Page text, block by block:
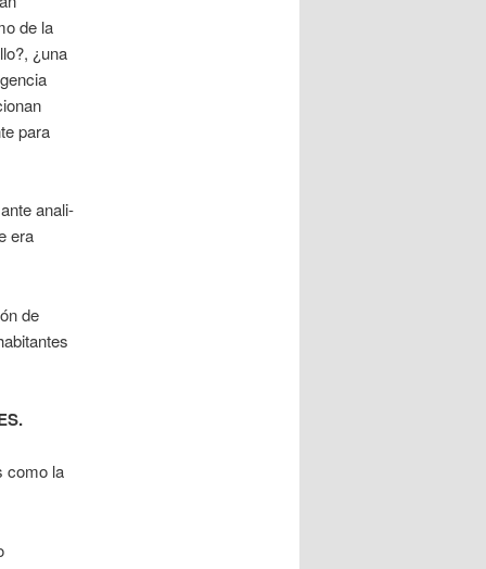
de la
¿una
para
anali­
era
de
como la